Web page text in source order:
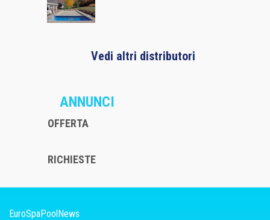
Vedi altri distributori
ANNUNCI
OFFERTA
RICHIESTE
EuroSpaPoolNews